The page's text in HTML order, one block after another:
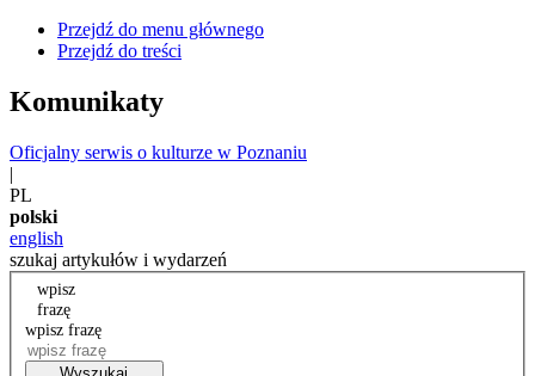
Przejdź do menu głównego
Przejdź do treści
Komunikaty
Oficjalny serwis o kulturze w Poznaniu
|
PL
polski
english
szukaj artykułów i wydarzeń
wpisz
frazę
wpisz frazę